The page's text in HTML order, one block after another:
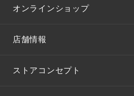
オンラインショップ
店舗情報
ストアコンセプト